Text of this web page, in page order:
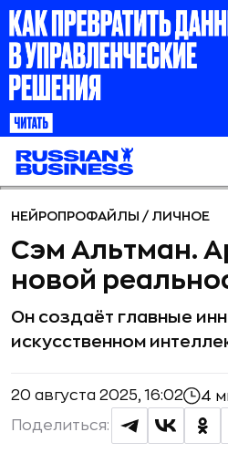
НЕЙРОПРОФАЙЛЫ / ЛИЧНОЕ
Сэм Альтман.
новой
Он создаёт главные
искусственном
20 августа 2025, 16:02 4
Поделиться: